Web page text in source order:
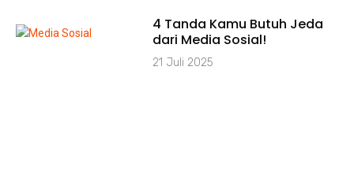
4 Tanda Kamu Butuh Jeda
dari Media Sosial!
21 Juli 2025